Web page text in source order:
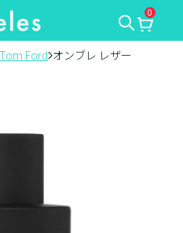
0
Tom Ford オンブレ レザー